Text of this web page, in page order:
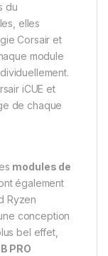
du
elles
Corsair et
module
iCUE et
de chaque
modules de
également
Ryzen
conception
bel effet,
PRO